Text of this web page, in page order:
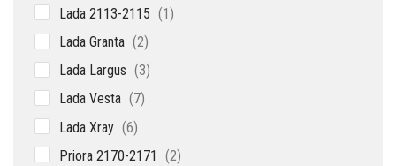
Lada 2113-2115 11
Lada Granta 22
Lada Largus 33
Lada Vesta 77
Lada Xray 66
Priora 2170-2171 22